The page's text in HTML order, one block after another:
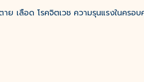
าย เลือด โรคจิตเวช ความรุนแรงในครอ